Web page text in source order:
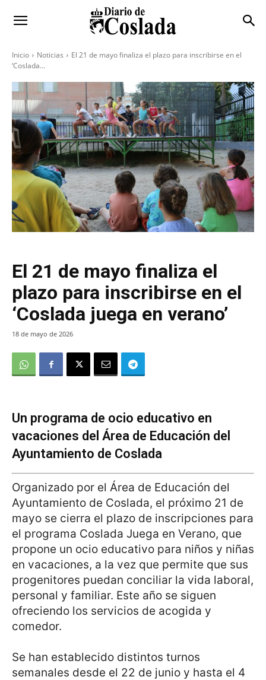
Inicio Noticias
El 21 de mayo finaliza el plazo para inscribirse en el
‘Coslada...
El 21 de mayo finaliza el
plazo para inscribirse en el
‘Coslada juega en verano’
18 de mayo de 2026
Un programa de ocio educativo en
vacaciones del Área de Educación del
Ayuntamiento de Coslada
Organizado por el Área de Educación del
Ayuntamiento de Coslada, el próximo 21 de
mayo se cierra el plazo de inscripciones para
el programa Coslada Juega en Verano, que
propone un ocio educativo para niños y niñas
en vacaciones, a la vez que permite que sus
progenitores puedan conciliar la vida laboral,
personal y familiar. Este año se siguen
ofreciendo los servicios de acogida y
comedor.
Se han establecido distintos turnos
semanales desde el 22 de junio y hasta el 4